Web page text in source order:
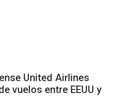
United Airlines
vuelos entre EEUU y